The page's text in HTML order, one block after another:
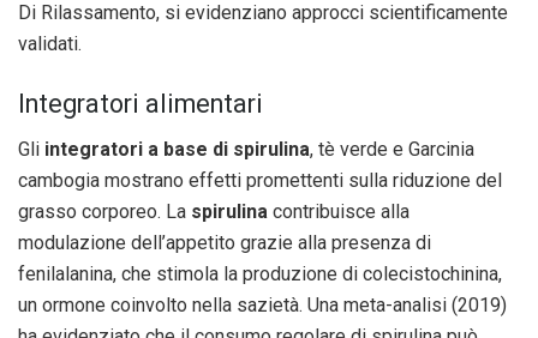
Di Rilassamento, si evidenziano approcci scientificamente
validati.
Integratori alimentari
Gli integratori a base di spirulina, tè verde e Garcinia
cambogia mostrano effetti promettenti sulla riduzione del
grasso corporeo. La spirulina contribuisce alla
modulazione dell’appetito grazie alla presenza di
fenilalanina, che stimola la produzione di colecistochinina,
un ormone coinvolto nella sazietà. Una meta-analisi (2019)